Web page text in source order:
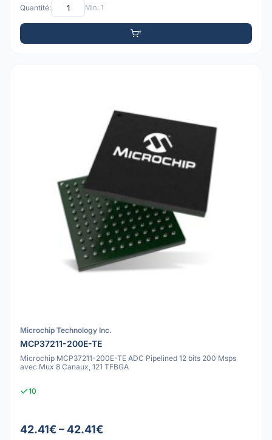
Quantité: Min: 1
Microchip Technology Inc.
MCP37211-200E-TE
Microchip MCP37211-200E-TE ADC Pipelined 12 bits 200 Msps
avec Mux 8 Canaux, 121 TFBGA
10
42.41€ – 42.41€